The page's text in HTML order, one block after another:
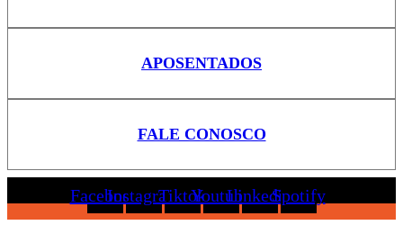
APOSENTADOS
FALE CONOSCO
FacebookInstagramTiktokYoutubeLinkedinSpotify